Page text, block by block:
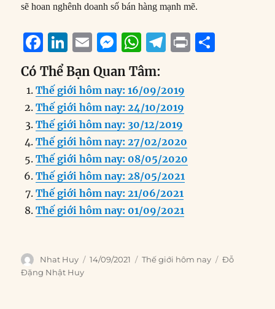
sẽ hoan nghênh doanh số bán hàng mạnh mẽ.
F
a
c
e
b
o
o
k
Li
n
k
e
d
I
n
E
m
ai
l
M
ss
e
n
g
er
W
h
at
s
A
p
p
T
e
g
r
a
m
P
Có Thể Bạn Quan Tâm:
Thế giới hôm nay: 16/09/2019
Thế giới hôm nay: 24/10/2019
Thế giới hôm nay: 30/12/2019
Thế giới hôm nay: 27/02/2020
Thế giới hôm nay: 08/05/2020
Thế giới hôm nay: 28/05/2021
Thế giới hôm nay: 21/06/2021
Thế giới hôm nay: 01/09/2021
Author
Nhat Huy
Posted
14/09/2021 Categories
Thế giới hôm nay Tags
Đỗ
Đặng Nhật Huy